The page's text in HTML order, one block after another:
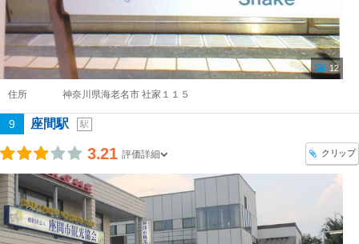
12
住所 神奈川県海老名市 社家１１５
9 座間駅 駅
3.21 評価詳細 クリップ